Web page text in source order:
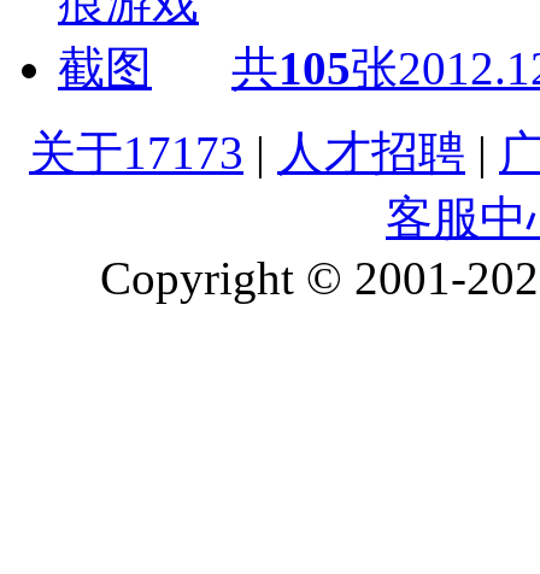
共105张
关于17173 | 人才招聘 |
客服中
Copyright © 2001-